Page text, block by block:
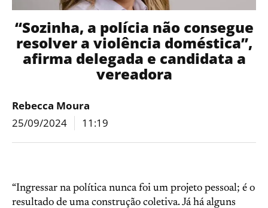
“Sozinha, a polícia não consegue
resolver a violência doméstica”,
afirma delegada e candidata a
vereadora
Rebecca Moura
25/09/2024
11:19
“Ingressar na política nunca foi um projeto pessoal; é o
resultado de uma construção coletiva. Já há alguns